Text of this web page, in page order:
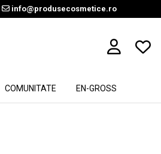
info@produsecosmetice.ro
COMUNITATE EN-GROSS